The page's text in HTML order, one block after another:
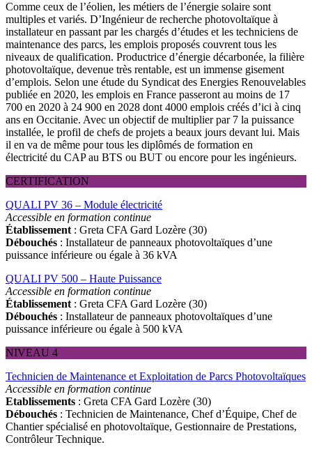
Comme ceux de l’éolien, les métiers de l’énergie solaire sont
multiples et variés. D’Ingénieur de recherche photovoltaïque à
installateur en passant par les chargés d’études et les techniciens de
maintenance des parcs, les emplois proposés couvrent tous les
niveaux de qualification. Productrice d’énergie décarbonée, la filière
photovoltaïque, devenue très rentable, est un immense gisement
d’emplois. Selon une étude du Syndicat des Energies Renouvelables
publiée en 2020, les emplois en France passeront au moins de 17
700 en 2020 à 24 900 en 2028 dont 4000 emplois créés d’ici à cinq
ans en Occitanie. Avec un objectif de multiplier par 7 la puissance
installée, le profil de chefs de projets a beaux jours devant lui. Mais
il en va de même pour tous les diplômés de formation en
électricité du CAP au BTS ou BUT ou encore pour les ingénieurs.
CERTIFICATION
QUALI PV 36 – Module électricité
Accessible en formation continue
Établissement : Greta CFA Gard Lozère (30)
Débouchés : Installateur de panneaux photovoltaïques d’une
puissance inférieure ou égale à 36 kVA
QUALI PV 500 – Haute Puissance
Accessible en formation continue
Établissement : Greta CFA Gard Lozère (30)
Débouchés : Installateur de panneaux photovoltaïques d’une
puissance inférieure ou égale à 500 kVA
NIVEAU 4
Technicien de Maintenance et Exploitation de Parcs Photovoltaïques
Accessible en formation continue
Etablissements : Greta CFA Gard Lozère (30)
Débouchés : Technicien de Maintenance, Chef d’Équipe, Chef de
Chantier spécialisé en photovoltaïque, Gestionnaire de Prestations,
Contrôleur Technique.